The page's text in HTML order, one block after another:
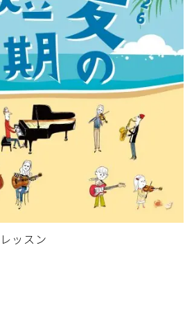
ッスン